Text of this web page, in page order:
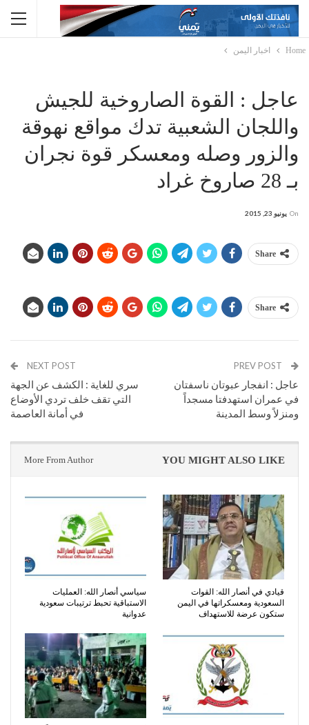
Home اخبار اليمن
عاجل : القوة الصاروخية للجيش
واللجان الشعبية تدك مواقع نهوقة
والزور وصله ومعسكر قوة نجران
بـ 28 صاروخ غراد
On يونيو 23, 2015
Share
Share
عاجل : انفجار عبوتان ناسفتان
في عمران استهدفتا مسجداً
ومنزلاً وسط المدينة
NEXT POST
سري للغاية : الكشف عن الجهة
التي تقف خلف تردي الأوضاع
في أمانة العاصمة
YOU MIGHT ALSO LIKE
More From Author
قيادي في أنصار الله: القوات
السعودية ومعسكراتها في اليمن
ستكون عرضة للاستهداف
سياسي أنصار الله: العمليات
الاستباقية تحبط ترتيبات سعودية
عدوانية